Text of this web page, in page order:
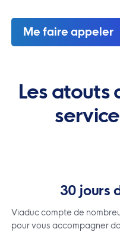
Me faire appeler
Les atouts
30 jours
Viaduc compte de
pour vous accompagner